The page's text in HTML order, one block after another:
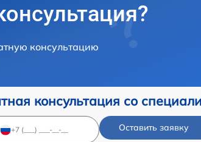
консультацию
консультация со
Оставить заявку